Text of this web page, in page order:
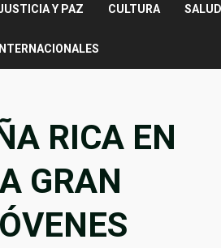
Y PAZ CULTURA
INTERNACIONALES
RICA EN
GRAN